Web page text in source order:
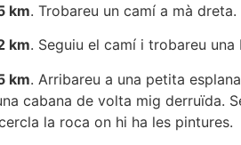
km. Trobareu un camí a mà
km. Seguiu el camí i trobareu
km. Arribareu a una petita
cabana de volta mig derruïda.
la roca on hi ha les pintures.